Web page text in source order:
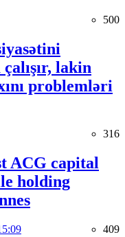
500
lakin
problemləri
316
ACG capital
holding
409